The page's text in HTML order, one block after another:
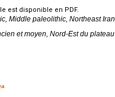
est disponible en PDF.
Middle paleolithic, Northeast
et moyen, Nord-Est du